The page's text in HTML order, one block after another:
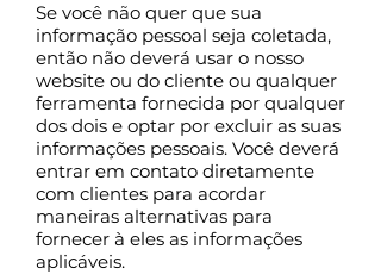
Se você não quer que sua
informação pessoal seja coletada,
então não deverá usar o nosso
website ou do cliente ou qualquer
ferramenta fornecida por qualquer
dos dois e optar por excluir as suas
informações pessoais. Você deverá
entrar em contato diretamente
com clientes para acordar
maneiras alternativas para
fornecer à eles as informações
aplicáveis.